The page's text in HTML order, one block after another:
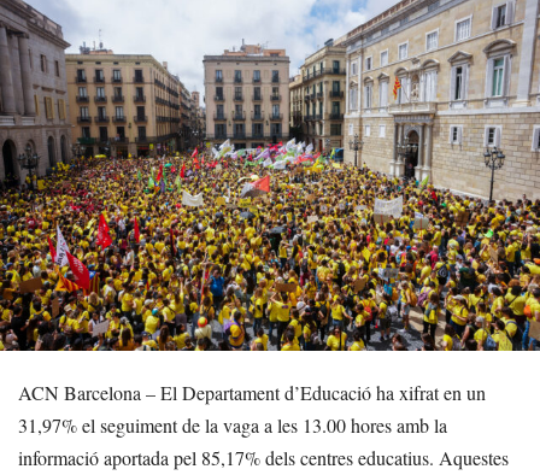
ACN Barcelona – El Departament d’Educació ha xifrat en un
31,97% el seguiment de la vaga a les 13.00 hores amb la
informació aportada pel 85,17% dels centres educatius. Aquestes